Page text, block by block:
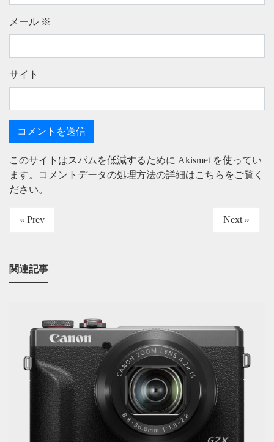
メール ※
サイト
このサイトはスパムを低減するために Akismet を使ってい
ます。
コメントデータの処理方法の詳細はこちらをご覧く
ださい。
« Prev Next »
関連記事